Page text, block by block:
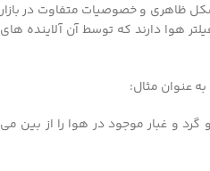
ظاهری و خصوصیات متفاوت در بازار
هوا دارند که توسط آن آلاینده های
عنوان مثال:
و غبار موجود در هوا را از بین می